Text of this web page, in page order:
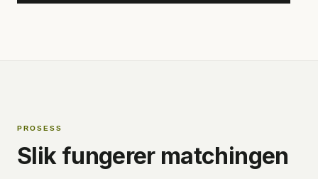
PROSESS
Slik fungerer matchingen